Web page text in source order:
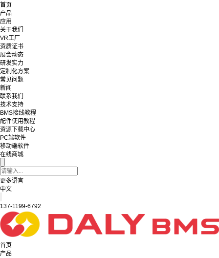
首页
产品
应用
关于我们
VR工厂
资质证书
展会动态
研发实力
定制化方案
常见问题
新闻
联系我们
技术支持
BMS接线教程
配件使用教程
资源下载中心
PC端软件
移动端软件
在线商城
更多语言
中文
137-1199-6792
首页
产品